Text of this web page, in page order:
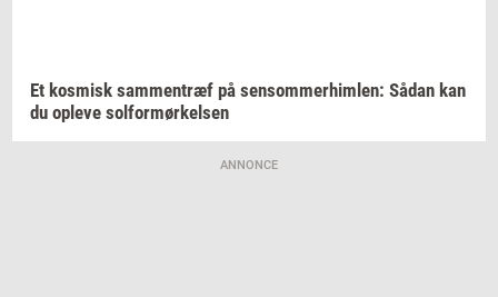
Et kos­misk sam­men­træf på sen­som­mer­him­len: Sådan kan
du op­le­ve sol­for­mør­kel­sen
ANNONCE